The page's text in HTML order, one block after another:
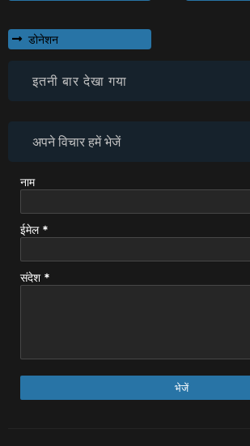
डोनेशन
इतनी बार देखा गया
अपने विचार हमें भेजें
नाम
ईमेल *
संदेश *